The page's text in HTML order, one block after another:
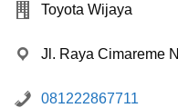
Toyota Wijaya
Jl. Raya Cimareme
081222867711